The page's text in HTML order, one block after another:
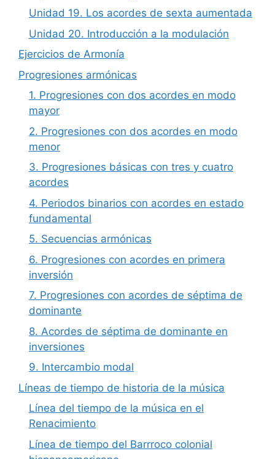
Unidad 19. Los acordes de sexta aumentada
Unidad 20. Introducción a la modulación
Ejercicios de Armonía
Progresiones armónicas
1. Progresiones con dos acordes en modo
mayor
2. Progresiones con dos acordes en modo
menor
3. Progresiones básicas con tres y cuatro
acordes
4. Periodos binarios con acordes en estado
fundamental
5. Secuencias armónicas
6. Progresiones con acordes en primera
inversión
7. Progresiones con acordes de séptima de
dominante
8. Acordes de séptima de dominante en
inversiones
9. Intercambio modal
Líneas de tiempo de historia de la música
Línea del tiempo de la música en el
Renacimiento
Línea de tiempo del Barrroco colonial